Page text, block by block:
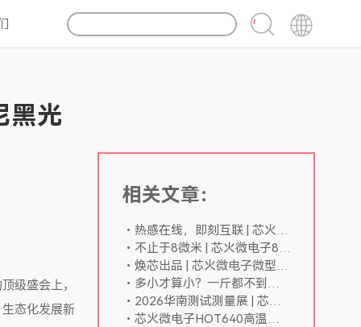
黑光
级盛会上，
态化发展新
相关文章：
热感在线，即刻互联 | 芯火微电子iNT网络在线系列红外机芯正式发布
不止于8微米 | 芯火微电子8微米机芯全系就位
焕芯出品 | 芯火微电子微型640红外机芯iTL612 PLUS迭代而出！
多小才算小？一斤都不到！——芯火微电子HOT轻量化机芯系列热推中
2026华南测试测量展 | 芯火微电子携ApexCore核心产品亮相
芯火微电子HOT640高温中波制冷红外机芯轻量化解决方案推介——轻盈由我，尽在掌握！